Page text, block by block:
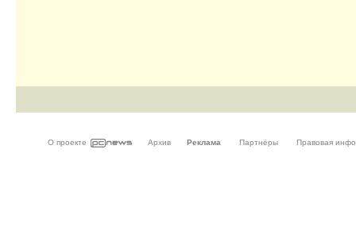
О проекте Архив Реклама Партнёры Правовая